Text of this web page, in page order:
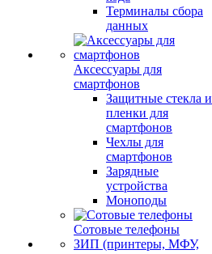
Терминалы сбора
данных
Аксессуары для
смартфонов
Защитные стекла и
пленки для
смартфонов
Чехлы для
смартфонов
Зарядные
устройства
Моноподы
Сотовые телефоны
ЗИП (принтеры, МФУ,